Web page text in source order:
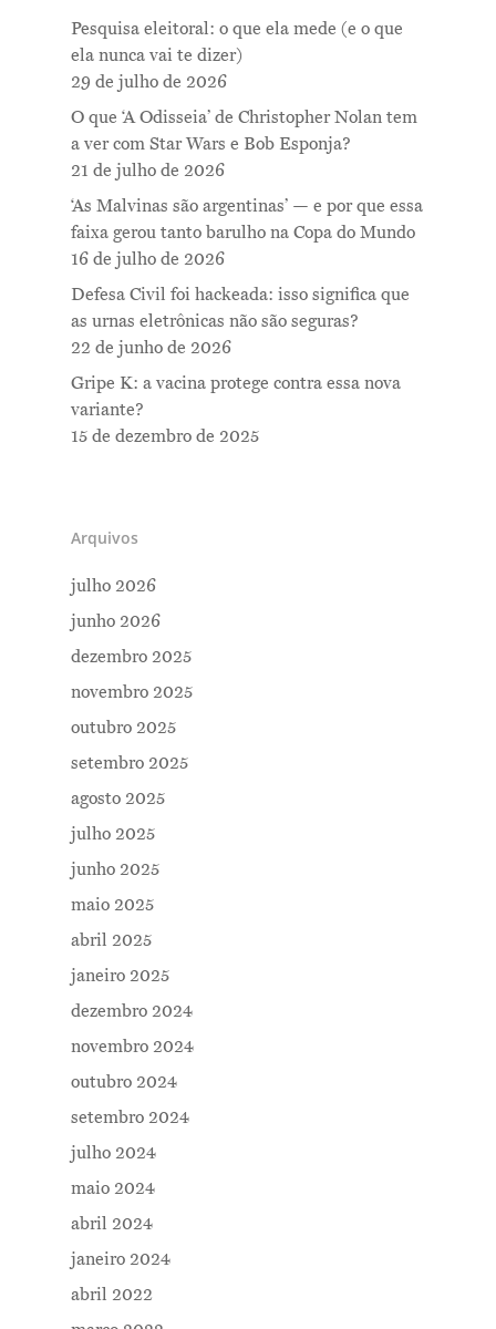
Pesquisa eleitoral: o que ela mede (e o que
ela nunca vai te dizer)
29 de julho de 2026
O que ‘A Odisseia’ de Christopher Nolan tem
a ver com Star Wars e Bob Esponja?
21 de julho de 2026
‘As Malvinas são argentinas’ — e por que essa
faixa gerou tanto barulho na Copa do Mundo
16 de julho de 2026
Defesa Civil foi hackeada: isso significa que
as urnas eletrônicas não são seguras?
22 de junho de 2026
Gripe K: a vacina protege contra essa nova
variante?
15 de dezembro de 2025
Arquivos
julho 2026
junho 2026
dezembro 2025
novembro 2025
outubro 2025
setembro 2025
agosto 2025
julho 2025
junho 2025
maio 2025
abril 2025
janeiro 2025
dezembro 2024
novembro 2024
outubro 2024
setembro 2024
julho 2024
maio 2024
abril 2024
janeiro 2024
abril 2022